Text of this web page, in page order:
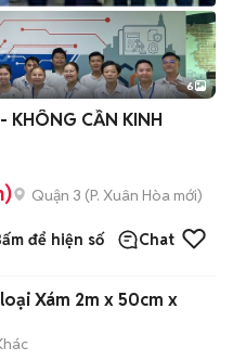
+2
6
KHÔNG CẦN KINH
Quận 3 (P. Xuân Hòa mới)
để hiện số Chat
Xám 2m x 50cm x